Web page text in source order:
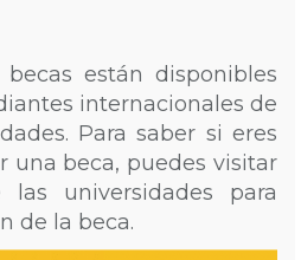
están disponibles
internacionales de
Para saber si eres
una beca, puedes visitar
universidades para
de la beca.